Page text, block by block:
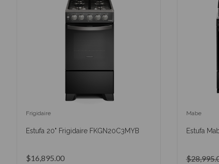
Frigidaire
Estufa 20" Frigidaire FKGN20C3MYB
$16,895.00
Mabe
Estufa